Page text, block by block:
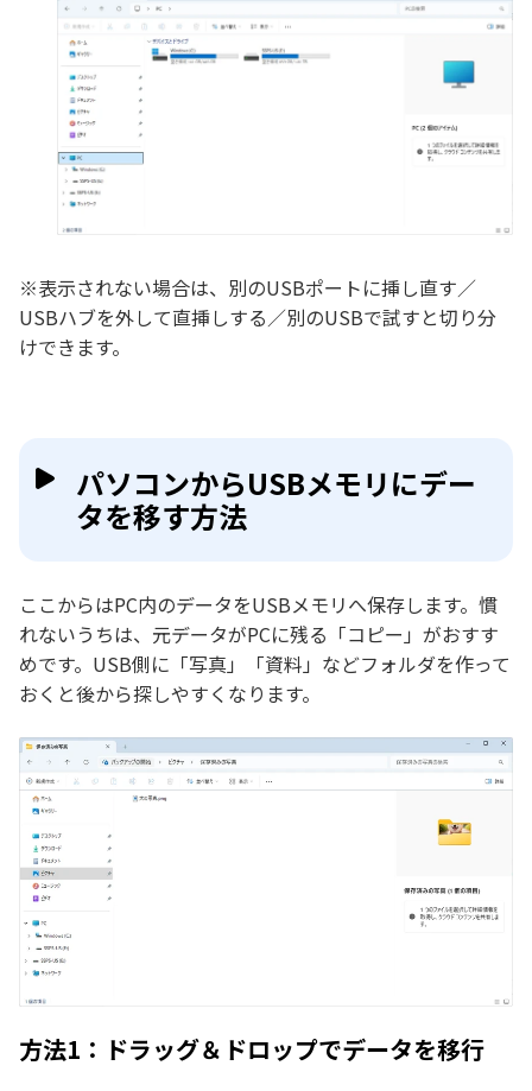
※表示されない場合は、別のUSBポートに挿し直す／
USBハブを外して直挿しする／別のUSBで試すと切り分
けできます。
パソコンからUSBメモリにデー
タを移す方法
ここからはPC内のデータをUSBメモリへ保存します。慣
れないうちは、元データがPCに残る「コピー」がおすす
めです。USB側に「写真」「資料」などフォルダを作って
おくと後から探しやすくなります。
方法1：ドラッグ＆ドロップでデータを移行